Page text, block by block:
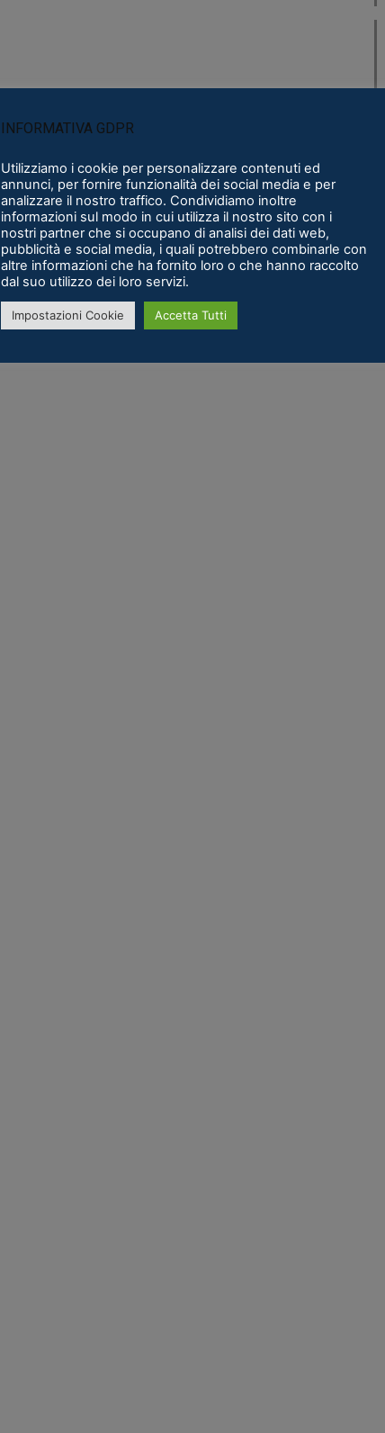
INFORMATIVA GDPR
Utilizziamo i cookie per personalizzare contenuti ed
annunci, per fornire funzionalità dei social media e per
analizzare il nostro traffico. Condividiamo inoltre
informazioni sul modo in cui utilizza il nostro sito con i
nostri partner che si occupano di analisi dei dati web,
pubblicità e social media, i quali potrebbero combinarle con
altre informazioni che ha fornito loro o che hanno raccolto
dal suo utilizzo dei loro servizi.
Impostazioni Cookie Accetta Tutti